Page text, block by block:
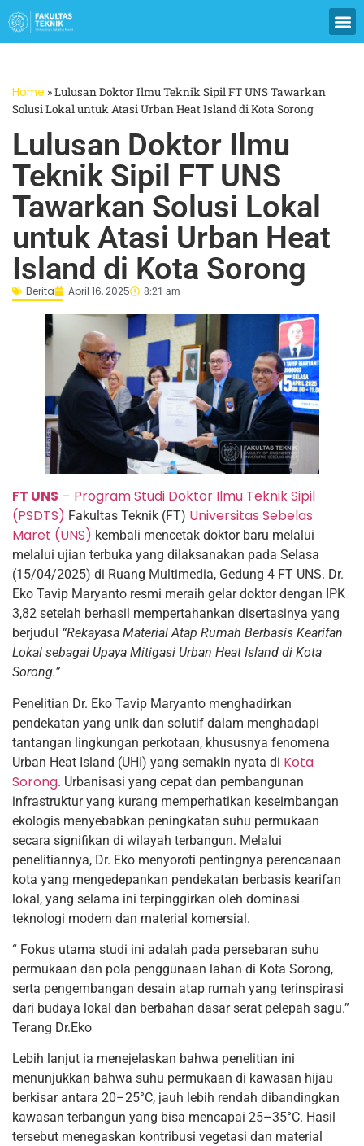
Home »Lulusan Doktor Ilmu Teknik Sipil FT UNS Tawarkan
Solusi Lokal untuk Atasi Urban Heat Island di Kota Sorong
Lulusan Doktor Ilmu
Teknik Sipil FT UNS
Tawarkan Solusi Lokal
untuk Atasi Urban Heat
Island di Kota Sorong
Berita April 16, 2025 8:21 am
FT UNS – Program Studi Doktor Ilmu Teknik Sipil
(PSDTS) Fakultas Teknik (FT) Universitas Sebelas
Maret (UNS) kembali mencetak doktor baru melalui
melalui ujian terbuka yang dilaksanakan pada Selasa
(15/04/2025) di Ruang Multimedia, Gedung 4 FT UNS. Dr.
Eko Tavip Maryanto resmi meraih gelar doktor dengan IPK
3,82 setelah berhasil mempertahankan disertasinya yang
berjudul “Rekayasa Material Atap Rumah Berbasis Kearifan
Lokal sebagai Upaya Mitigasi Urban Heat Island di Kota
Sorong.”
Penelitian Dr. Eko Tavip Maryanto menghadirkan
pendekatan yang unik dan solutif dalam menghadapi
tantangan lingkungan perkotaan, khususnya fenomena
Urban Heat Island (UHI) yang semakin nyata di Kota
Sorong. Urbanisasi yang cepat dan pembangunan
infrastruktur yang kurang memperhatikan keseimbangan
ekologis menyebabkan peningkatan suhu permukaan
secara signifikan di wilayah terbangun. Melalui
penelitiannya, Dr. Eko menyoroti pentingnya perencanaan
kota yang mengedepankan pendekatan berbasis kearifan
lokal, yang selama ini terpinggirkan oleh dominasi
teknologi modern dan material komersial.
“ Fokus utama studi ini adalah pada persebaran suhu
permukaan dan pola penggunaan lahan di Kota Sorong,
serta pengembangan desain atap rumah yang terinspirasi
dari budaya lokal dan berbahan dasar serat pelepah sagu.”
Terang Dr.Eko
Lebih lanjut ia menejelaskan bahwa penelitian ini
menunjukkan bahwa suhu permukaan di kawasan hijau
berkisar antara 20–25°C, jauh lebih rendah dibandingkan
kawasan terbangun yang bisa mencapai 25–35°C. Hasil
tersebut menegaskan kontribusi vegetasi dan material